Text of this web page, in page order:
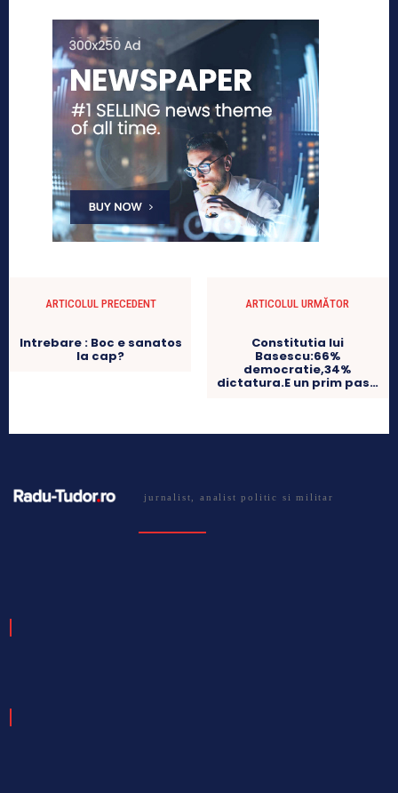
ARTICOLUL PRECEDENT
Intrebare : Boc e sanatos
la cap?
ARTICOLUL URMĂTOR
Constitutia lui
Basescu:66%
democratie,34%
dictatura.E un prim pas…
jurnalist, analist politic si militar